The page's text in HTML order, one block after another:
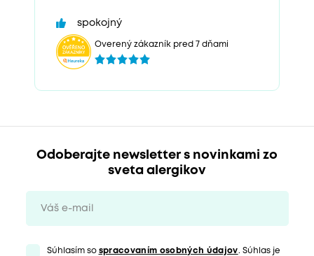
spokojný
Overený zákazník pred 7 dňami
Odoberajte newsletter s novinkami zo
sveta alergikov
Súhlasím so spracovaním osobných údajov. Súhlas je